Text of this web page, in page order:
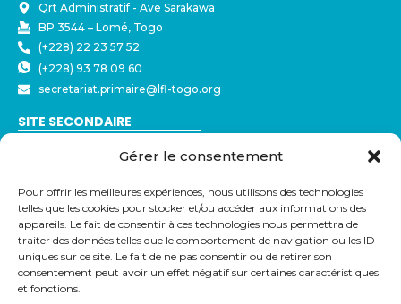
Gérer le consentement
Pour offrir les meilleures expériences, nous utilisons des technologies
telles que les cookies pour stocker et/ou accéder aux informations des
appareils. Le fait de consentir à ces technologies nous permettra de
traiter des données telles que le comportement de navigation ou les ID
uniques sur ce site. Le fait de ne pas consentir ou de retirer son
consentement peut avoir un effet négatif sur certaines caractéristiques
et fonctions.
Qrt Administratif - ⁠Ave Sarakawa
BP 3544 – Lomé, Togo
(+228) 22 23 57 52
(+228) 93 78 09 60
secretariat.primaire@lfl-togo.org
SITE SECONDAIRE
BP 3544 – Lomé, Togo
(+228) 79 32 72 43
secretariat@lfl-togo.org
LIENS UTILES
Eduka
Pronote